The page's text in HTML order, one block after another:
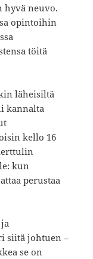
hyvä neuvo.
opintoihin
töitä
läheisiltä
kannalta
kello 16
kun
perustaa
siitä johtuen –
se on